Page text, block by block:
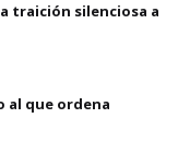
traición silenciosa a
al que ordena